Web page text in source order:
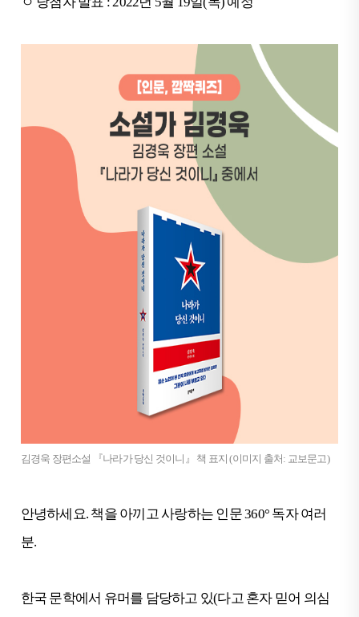
김경욱 장편소설 『나라가 당신 것이니』 책 표지 (이미지 출처: 교보문고)
안녕하세요. 책을 아끼고 사랑하는 인문 360° 독자 여러
분.
한국 문학에서 유머를 담당하고 있(다고 혼자 믿어 의심